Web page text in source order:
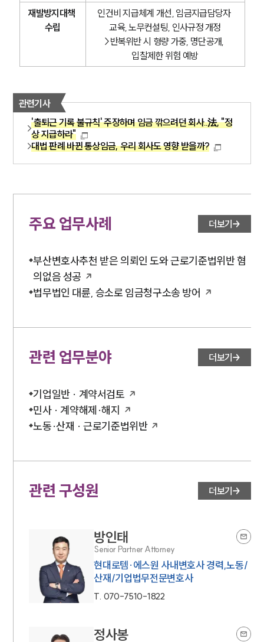
재발방지대책
수립
인건비 지급체계 개선, 임금지급담당자
교육, 노무컨설팅, 인사규정 개정
>반복위반 시 형량 가중, 명단공개,
입찰제한 위험 예방
관련기사
'출퇴근 기록 불규칙' 주장하며 임금 깎으려던 회사..法, "정
상 지급하라"
대법 판례 바뀐 통상임금, 우리 회사도 영향 받을까?
주요 업무사례 더보기
부산변호사추천 받은 의뢰인 도와 근로기준법위반 혐
의없음 성공
법무법인 대륜, 승소로 임금청구소송 방어
관련 업무분야 더보기
기업일반 · 계약서검토
민사 · 계약해제·해지
노동·산재 · 근로기준법위반
관련 구성원 더보기
방인태
Senior Partner Attorney
현대로템·에스원 사내변호사 경력,노동/
산재/기업법무전문변호사
T. 070-7510-1822
정사봉